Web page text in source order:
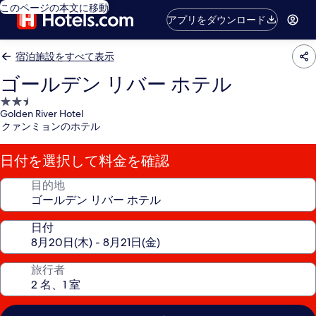
このページの本文に移動
アプリをダウンロード
宿泊施設をすべて表示
ゴールデン リバー ホテル
2.5
つ
星
宿
泊
施
Golden River Hotel
クァンミョンのホテル
日付を選択して料金を確認
目的地
日付
旅行者